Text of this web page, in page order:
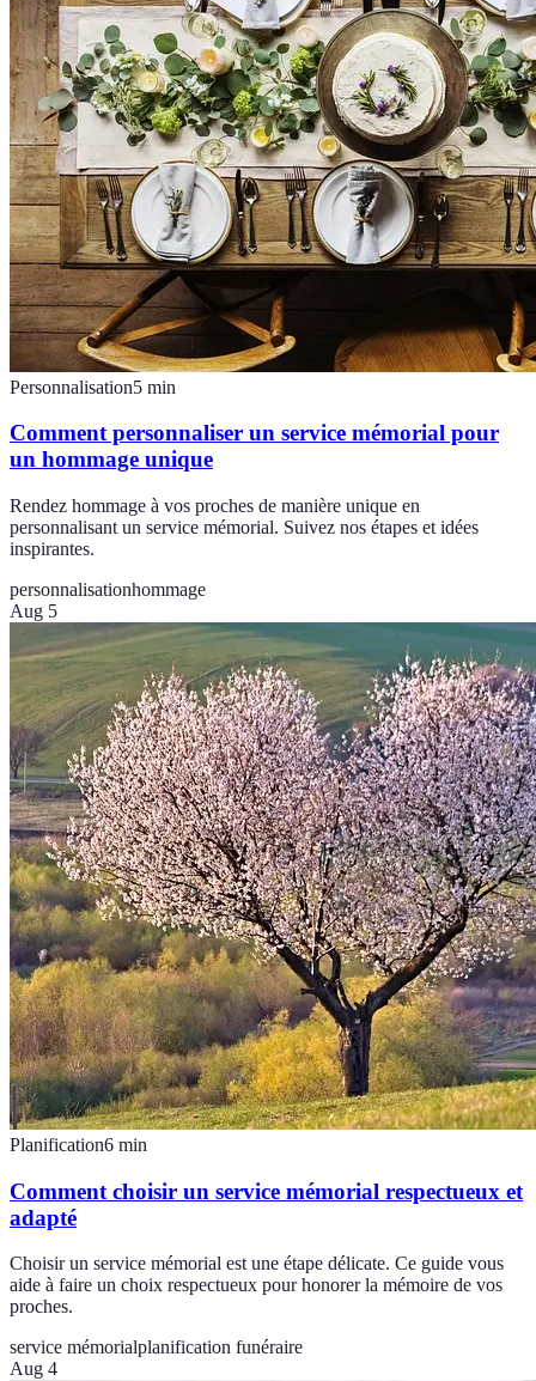
Personnalisation5 min
Comment personnaliser un service mémorial pour
un hommage unique
Rendez hommage à vos proches de manière unique en
personnalisant un service mémorial. Suivez nos étapes et idées
inspirantes.
personnalisationhommage
Aug 5
Planification6 min
Comment choisir un service mémorial respectueux et
adapté
Choisir un service mémorial est une étape délicate. Ce guide vous
aide à faire un choix respectueux pour honorer la mémoire de vos
proches.
service mémorialplanification funéraire
Aug 4